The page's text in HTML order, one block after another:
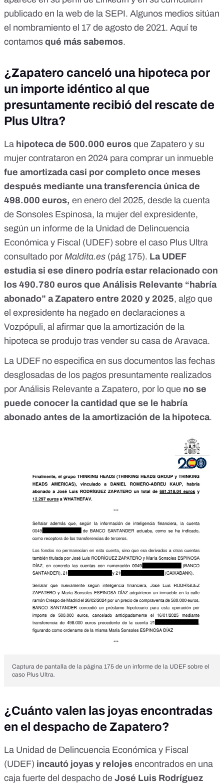
publicado en la web de la SEPI. Algunos medios sitúan
el nombramiento el 17 de agosto de 2021. Aquí te
contamos qué más sabemos.
¿Zapatero canceló una hipoteca por
un importe idéntico al que
presuntamente recibió del rescate de
Plus Ultra?
La hipoteca de 500.000 euros que Zapatero y su
mujer contrataron en 2024 para comprar un inmueble
fue amortizada casi por completo once meses
después mediante una transferencia única de
498.000 euros, en enero del 2025, desde la cuenta
de Sonsoles Espinosa, la mujer del expresidente,
según un informe de la Unidad de Delincuencia
Económica y Fiscal (UDEF) sobre el caso Plus Ultra
consultado por Maldita.es (pág 175). La UDEF
estudia si ese dinero podría estar relacionado con
los 490.780 euros que Análisis Relevante “habría
abonado” a Zapatero entre 2020 y 2025, algo que
el expresidente ha negado en declaraciones a
Vozpópuli, al afirmar que la amortización de la
hipoteca se produjo tras vender su casa de Aravaca.
La UDEF no especifica en sus documentos las fechas
desglosadas de los pagos presuntamente realizados
por Análisis Relevante a Zapatero, por lo que no se
puede conocer la cantidad que se le habría
abonado antes de la amortización de la hipoteca.
Captura de pantalla de la página 175 de un informe de la UDEF sobre el
caso Plus Ultra.
¿Cuánto valen las joyas encontradas
en el despacho de Zapatero?
La Unidad de Delincuencia Económica y Fiscal
(UDEF) incautó joyas y relojes encontrados en una
caja fuerte del despacho de José Luis Rodríguez